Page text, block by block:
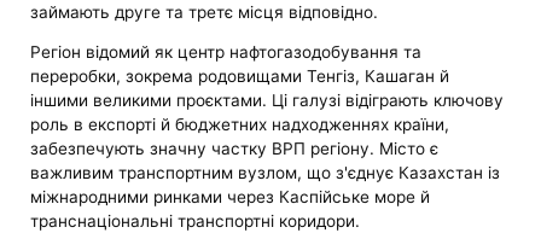
займають друге та третє місця відповідно.
Регіон відомий як центр нафтогазодобування та
переробки, зокрема родовищами Тенгіз, Кашаган й
іншими великими проєктами. Ці галузі відіграють ключову
роль в експорті й бюджетних надходженнях країни,
забезпечують значну частку ВРП регіону. Місто є
важливим транспортним вузлом, що з'єднує Казахстан із
міжнародними ринками через Каспійське море й
транснаціональні транспортні коридори.